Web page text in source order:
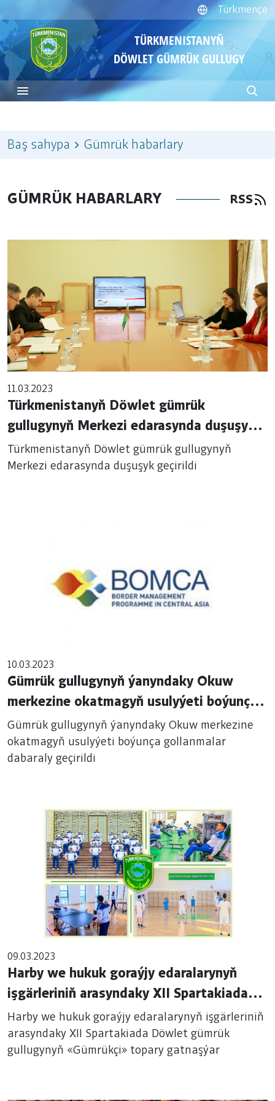
Türkmençe
TÜRKMENISTANYŇ
DÖWLET GÜMRÜK GULLUGY
Baş sahypa Gümrük habarlary
GÜMRÜK HABARLARY RSS
11.03.2023
Türkmenistanyň Döwlet gümrük
gullugynyň Merkezi edarasynda duşuşyk
geçirildi
Türkmenistanyň Döwlet gümrük gullugynyň
Merkezi edarasynda duşuşyk geçirildi
10.03.2023
Gümrük gullugynyň ýanyndaky Okuw
merkezine okatmagyň usulyýeti boýunça
gollanmalar dabaraly geçirildi
Gümrük gullugynyň ýanyndaky Okuw merkezine
okatmagyň usulyýeti boýunça gollanmalar
dabaraly geçirildi
09.03.2023
Harby we hukuk goraýjy edaralarynyň
işgärleriniň arasyndaky XII Spartakiada
Döwlet gümrük gullugynyň «Gümrükçi»
topary gatnaşýar
Harby we hukuk goraýjy edaralarynyň işgärleriniň
arasyndaky XII Spartakiada Döwlet gümrük
gullugynyň «Gümrükçi» topary gatnaşýar